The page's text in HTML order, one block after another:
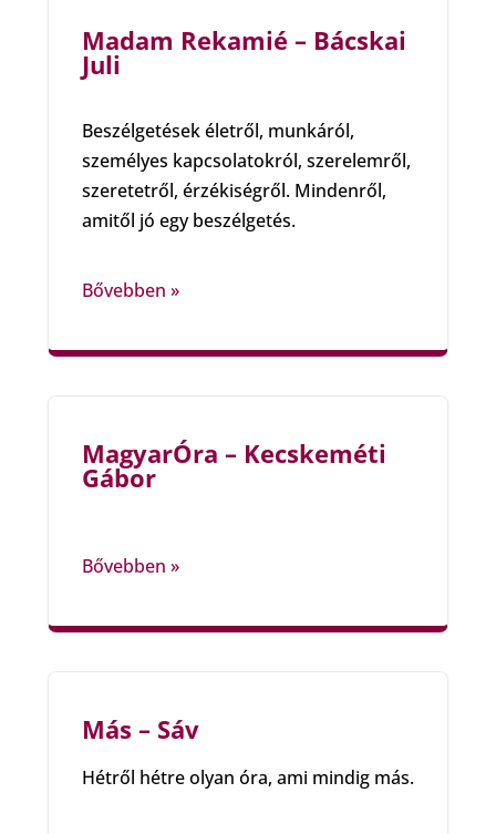
Madam Rekamié – Bácskai
Juli
Beszélgetések életről, munkáról,
személyes kapcsolatokról, szerelemről,
szeretetről, érzékiségről. Mindenről,
amitől jó egy beszélgetés.
Bővebben »
MagyarÓra – Kecskeméti
Gábor
Bővebben »
Más – Sáv
Hétről hétre olyan óra, ami mindig más.